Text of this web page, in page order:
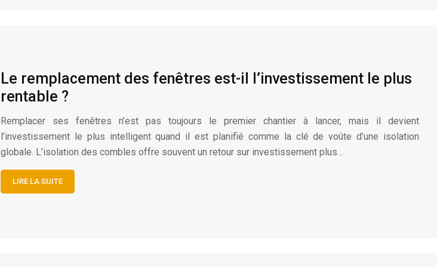
Le remplacement des fenêtres est-il l’investissement le plus
rentable ?
Remplacer ses fenêtres n’est pas toujours le premier chantier à lancer, mais il devient
l’investissement le plus intelligent quand il est planifié comme la clé de voûte d’une isolation
globale. L’isolation des combles offre souvent un retour sur investissement plus…
LIRE LA SUITE